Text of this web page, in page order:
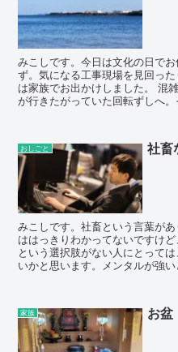
みこしです。今日は文化の日で
ず。気になる工事現場を見回っ
は家族でお出かけしました。 混
が行きたがっていた回転ずしへ
おしごと 社畜
みこしです。社畜という言葉が
ははっきりわかってないですけ
という選択肢がない人にとって
いかと思います。メンタルが強
家族 お盆